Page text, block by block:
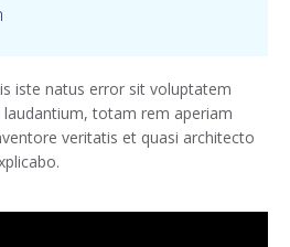
iste natus error sit voluptatem
totam rem aperiam
veritatis et quasi architecto